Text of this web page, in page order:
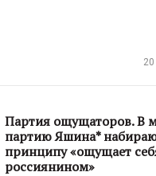
Партия ощущаторов. В
партию Яшина*
принципу «ощущает
россиянином»